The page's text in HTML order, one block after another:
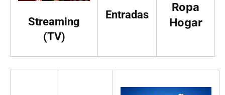
Streaming
(TV)
Entradas
Ropa
Hogar